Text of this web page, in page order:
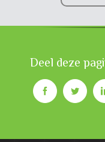
Deel deze